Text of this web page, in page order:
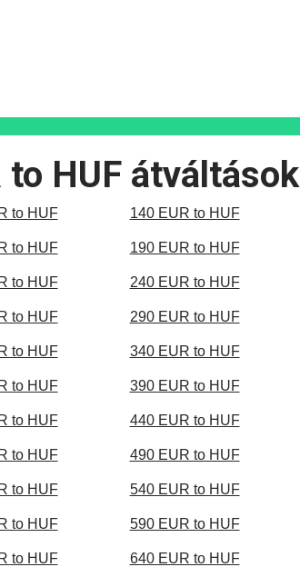
to HUF átváltások
to HUF 140 EUR to HUF
to HUF 190 EUR to HUF
to HUF 240 EUR to HUF
to HUF 290 EUR to HUF
to HUF 340 EUR to HUF
to HUF 390 EUR to HUF
to HUF 440 EUR to HUF
to HUF 490 EUR to HUF
to HUF 540 EUR to HUF
to HUF 590 EUR to HUF
to HUF 640 EUR to HUF